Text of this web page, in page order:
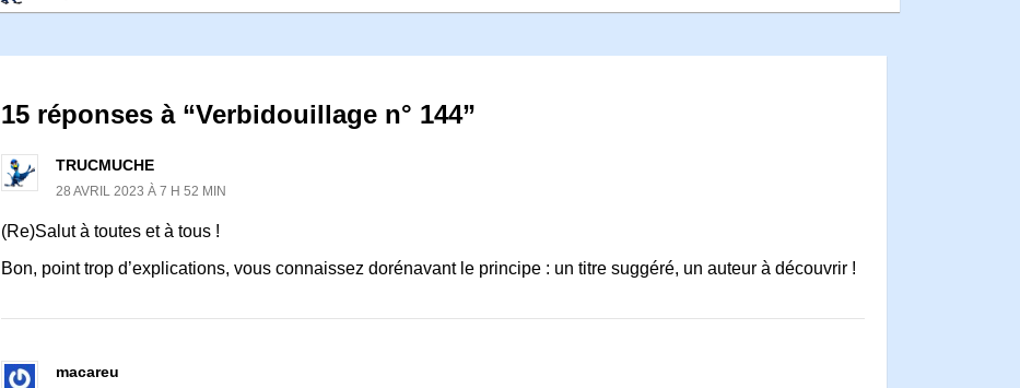
15 réponses à “Verbidouillage n° 144”
TRUCMUCHE
28 AVRIL 2023 À 7 H 52 MIN
(Re)Salut à toutes et à tous !
Bon, point trop d’explications, vous connaissez dorénavant le principe : un titre suggéré, un auteur à découvrir !
macareu